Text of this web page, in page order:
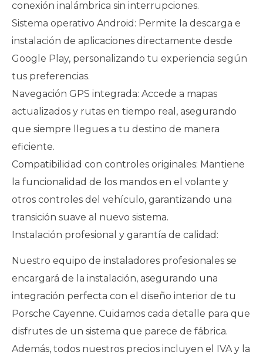
conexión inalámbrica sin interrupciones.
Sistema operativo Android: Permite la descarga e
instalación de aplicaciones directamente desde
Google Play, personalizando tu experiencia según
tus preferencias.
Navegación GPS integrada: Accede a mapas
actualizados y rutas en tiempo real, asegurando
que siempre llegues a tu destino de manera
eficiente.
Compatibilidad con controles originales: Mantiene
la funcionalidad de los mandos en el volante y
otros controles del vehículo, garantizando una
transición suave al nuevo sistema.
Instalación profesional y garantía de calidad:
Nuestro equipo de instaladores profesionales se
encargará de la instalación, asegurando una
integración perfecta con el diseño interior de tu
Porsche Cayenne. Cuidamos cada detalle para que
disfrutes de un sistema que parece de fábrica.
Además, todos nuestros precios incluyen el IVA y la